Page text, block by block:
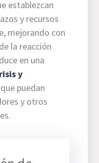
establezcan
y recursos
mejorando con
la reacción
en una
y
puedan
y otros